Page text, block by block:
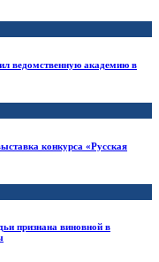
ведомственную академию в
конкурса «Русская
признана виновной в